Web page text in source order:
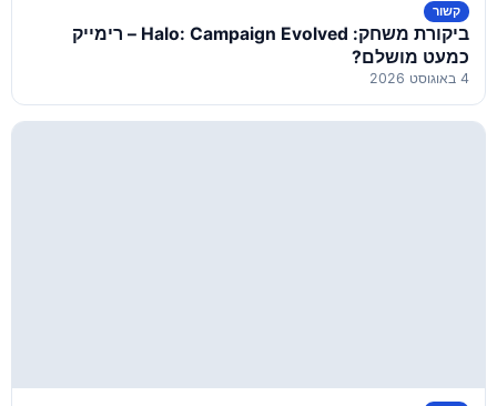
קשור
ביקורת משחק: Halo: Campaign Evolved – רימייק
כמעט מושלם?
4 באוגוסט 2026